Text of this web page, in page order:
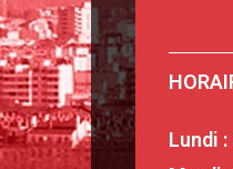
Lundi :